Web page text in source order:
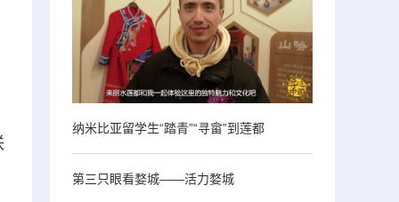
纳米比亚留学生“踏青”“寻畲”到莲都
第三只眼看婺城——活力婺城